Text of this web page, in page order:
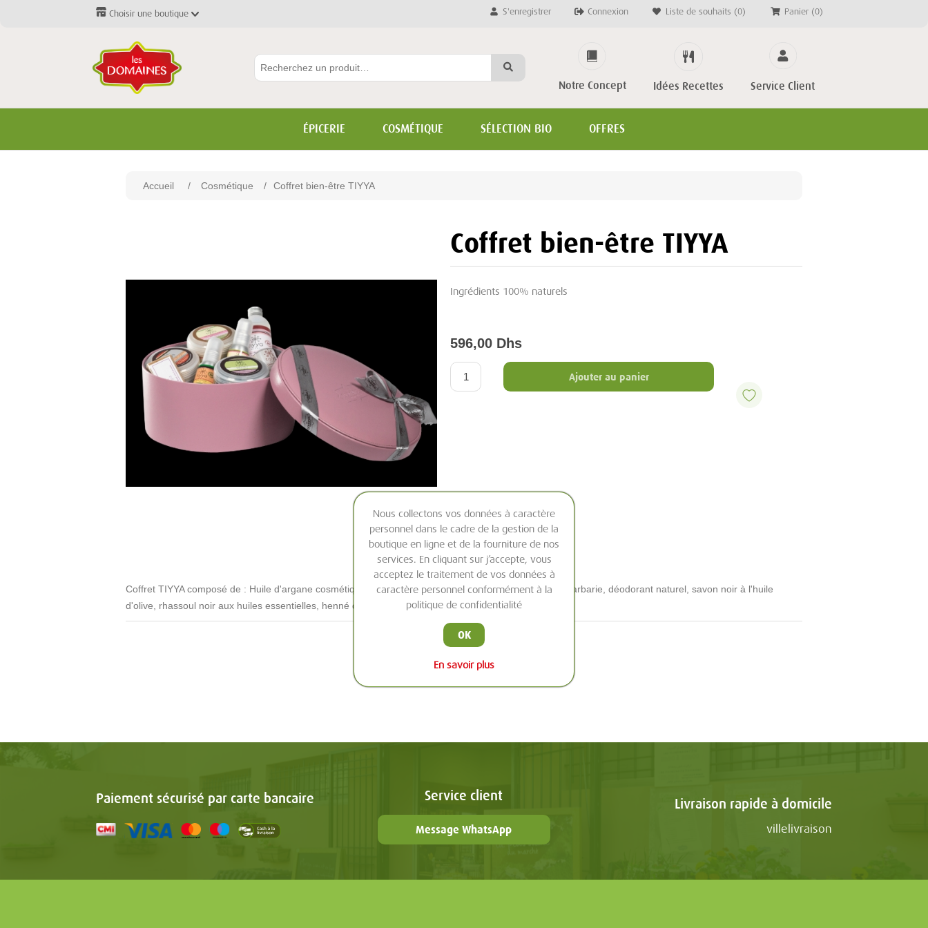
Choisir une boutique S'enregistrer Connexion Liste de souhaits (0) Panier (0)
Notre Concept Idées Recettes Service Client
ÉPICERIE COSMÉTIQUE SÉLECTION BIO OFFRES
Accueil / Cosmétique / Coffret bien-être TIYYA
Coffret bien-être TIYYA
Ingrédients 100% naturels
596,00 Dhs
Ajouter au panier
Coffret TIYYA composé de : Huile d'argane cosmétique, huile de jeunesse à base d'huile de figue de barbarie, déodorant naturel, savon noir à l'huile
d'olive, rhassoul noir aux huiles essentielles, henné doux à la rose, savon exfoliant à la lavande
Paiement sécurisé par carte bancaire Service client
Message WhatsApp
Livraison rapide à domicile
villelivraison
Nous collectons vos données à caractère
personnel dans le cadre de la gestion de la
boutique en ligne et de la fourniture de nos
services. En cliquant sur j’accepte, vous
acceptez le traitement de vos données à
caractère personnel conformément à la
politique de confidentialité
OK
En savoir plus